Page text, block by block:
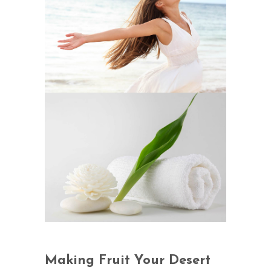
Making Fruit Your Desert